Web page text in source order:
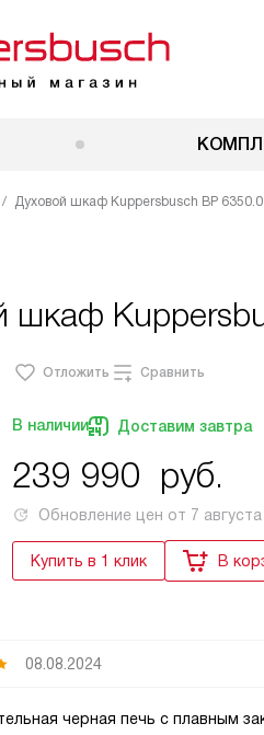
Духовой шкаф Kuppersbusch BP 6350.0
шкаф
Отложить Сравнить
В наличии Доставим завтра
239 990 руб.
Обновление цен от 7
Купить в 1 клик В
08.08.2024
черная печь с плавным